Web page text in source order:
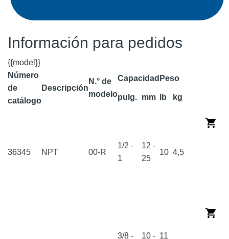
Información para pedidos
{{model}}
Número
de
catálogo
Descripción
N.° de
modelo
Capacidad Peso
pulg. mm lb kg
36345 NPT 00-R
1/2 -
1
12 -
25
10 4,5
3/8 -
10 - 11